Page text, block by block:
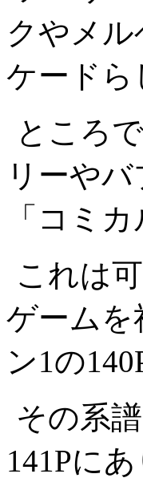
クやメ
ケードら
ところ
リーや
「コミ
これは
ゲームを
ン1の
その系
141Pに